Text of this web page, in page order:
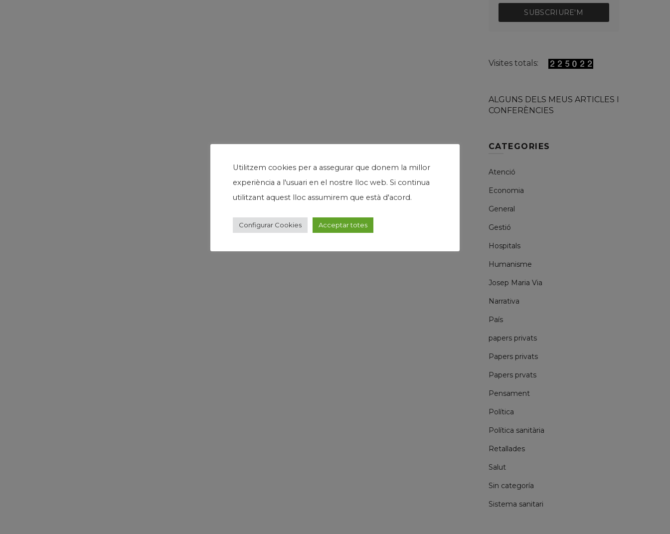
SUBSCRIURE'M
Visites totals:
ALGUNS DELS MEUS ARTICLES I
CONFERÈNCIES
CATEGORIES
Atenció
Economia
General
Gestió
Hospitals
Humanisme
Josep Maria Via
Narrativa
País
papers privats
Papers privats
Papers prvats
Pensament
Política
Política sanitària
Retallades
Salut
Sin categoría
Sistema sanitari
Utilitzem cookies per a assegurar que donem la millor
experiència a l'usuari en el nostre lloc web. Si continua
utilitzant aquest lloc assumirem que està d'acord.
Configurar Cookies Acceptar totes